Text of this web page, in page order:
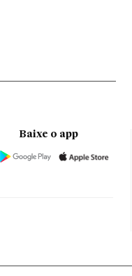
Baixe o app